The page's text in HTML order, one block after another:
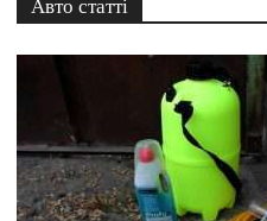
Авто статті